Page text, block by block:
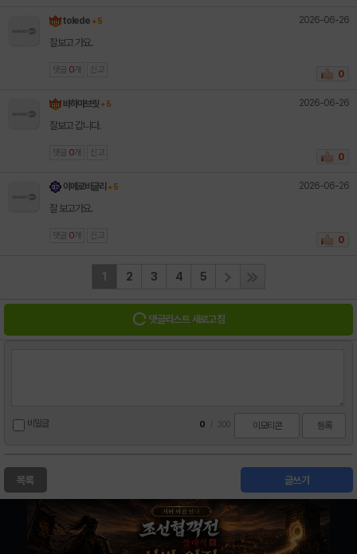
tolede + 5 2026-06-26
잘보고 가요.
댓글 0 개 신고 0
바하마브릿 + 5 2026-06-26
잘보고 갑니다.
댓글 0 개 신고 0
이메로비글리 + 5 2026-06-26
잘 보고가요.
댓글 0 개 신고 0
1 2 3 4 5
댓글리스트 새로고침
비밀글 0 300 이모티콘 등록
글쓰기
목록